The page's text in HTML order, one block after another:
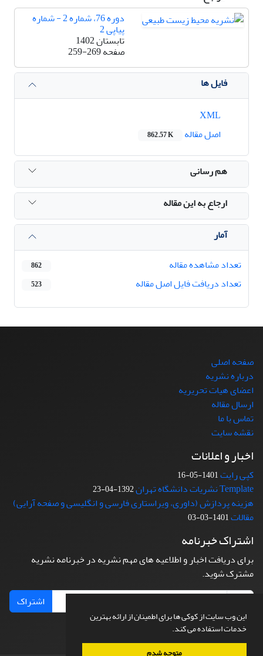
این وب سایت از کوکی ها برای اطمینان از ارائه بهترین
خدمات استفاده می کند.
متوجه شدم
دوره 76، شماره 2 - شماره
پیاپی 2
تابستان 1402
صفحه259-269
فایل ها
اصل مقاله
862.57 K
هم رسانی
ارجاع به این مقاله
آمار
تعداد مشاهده مقاله
862
تعداد دریافت فایل اصل مقاله 523
صفحه اصلی
درباره نشریه
اعضای هیات تحریریه
ارسال مقاله
تماس با ما
نقشه سایت
اخبار و اعلانات
کپی رایت1401-05-16
Template نشریات دانشگاه تهران 1392-04-23
هزینه پردازش (داوری، ویراستاری فارسی و انگلیسی و صفحه آرایی)
مقالات1401-03-03
اشتراک خبرنامه
برای دریافت اخبار و اطلاعیه های مهم نشریه در خبرنامه نشریه
مشترک شوید.
اشتراک